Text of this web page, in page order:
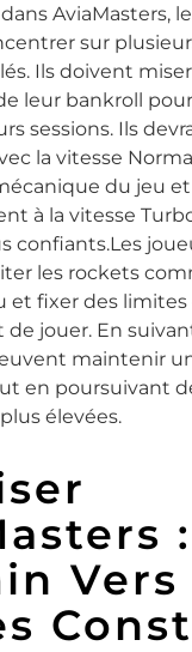
AviaMasters,
sur
Ils doivent
leur bankroll
sessions. Ils
la vitesse
du jeu et
à la vitesse
confiants.Les
les rockets
et fixer des limites
jouer. En
maintenir
en poursuivant
élevées.
Vers